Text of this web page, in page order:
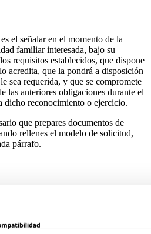
el señalar en el momento de la
familiar interesada, bajo su
requisitos establecidos, que dispone
acredita, que la pondrá a disposición
sea requerida, y que se compromete
las anteriores obligaciones durante el
dicho reconocimiento o ejercicio.
que prepares documentos de
rellenes el modelo de solicitud,
párrafo.